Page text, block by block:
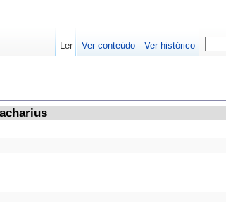
Ler Ver conteúdo Ver histórico